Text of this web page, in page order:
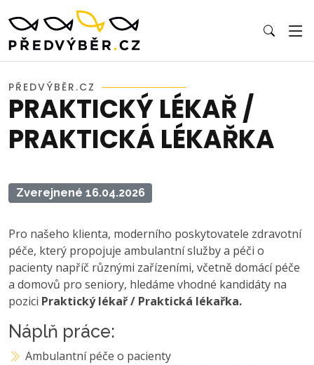
PŘEDVÝBĚR.CZ
PRAKTICKÝ LÉKAŘ /
PRAKTICKÁ LÉKAŘKA
Zverejnené 16.04.2026
Pro našeho klienta, moderního poskytovatele zdravotní
péče, který propojuje ambulantní služby a péči o
pacienty napříč různými zařízeními, včetně domácí péče
a domovů pro seniory, hledáme vhodné kandidáty na
pozici Praktický lékař / Praktická lékařka.
Náplň práce:
Ambulantní péče o pacienty